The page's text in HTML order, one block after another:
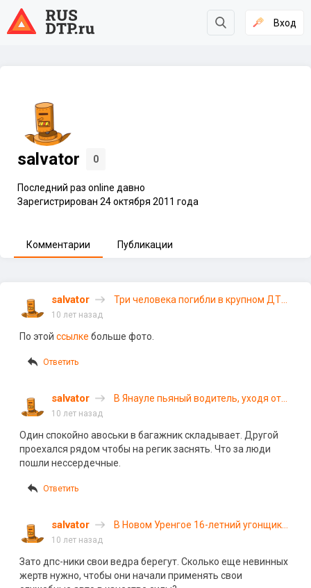
Вход
salvator 0
Последний раз online давно
Зарегистрирован 24 октября 2011 года
Комментарии Публикации
salvator
Три человека погибли в крупном ДТП
10 лет назад
По этой ссылке больше фото.
Ответить
salvator
В Янауле пьяный водитель, уходя от
10 лет назад
Один спокойно авоськи в багажник складывает. Другой
проехался рядом чтобы на регик заснять. Что за люди
пошли нессердечные.
Ответить
salvator
В Новом Уренгое 16-летний угонщик
10 лет назад
Зато дпс-ники свои ведра берегут. Сколько еще невинных
жертв нужно, чтобы они начали применять свои